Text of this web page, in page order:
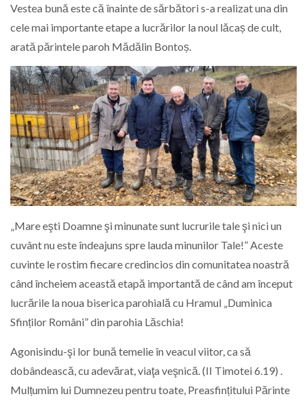
Vestea bună este că înainte de sărbători s-a realizat una din
cele mai importante etape a lucrărilor la noul lăcaș de cult,
arată părintele paroh Mădălin Bontoș.
„Mare eşti Doamne şi minunate sunt lucrurile tale şi nici un
cuvânt nu este îndeajuns spre lauda minunilor Tale!” Aceste
cuvinte le rostim fiecare credincios din comunitatea noastră
când încheiem această etapă importantă de când am început
lucrările la noua biserica parohială cu Hramul „Duminica
Sfinților Români” din parohia Lăschia!
Agonisindu-şi lor bună temelie în veacul viitor, ca să
dobândească, cu adevărat, viaţa veşnică. (II Timotei 6.19) .
Mulțumim lui Dumnezeu pentru toate, Preasfințitului Părinte